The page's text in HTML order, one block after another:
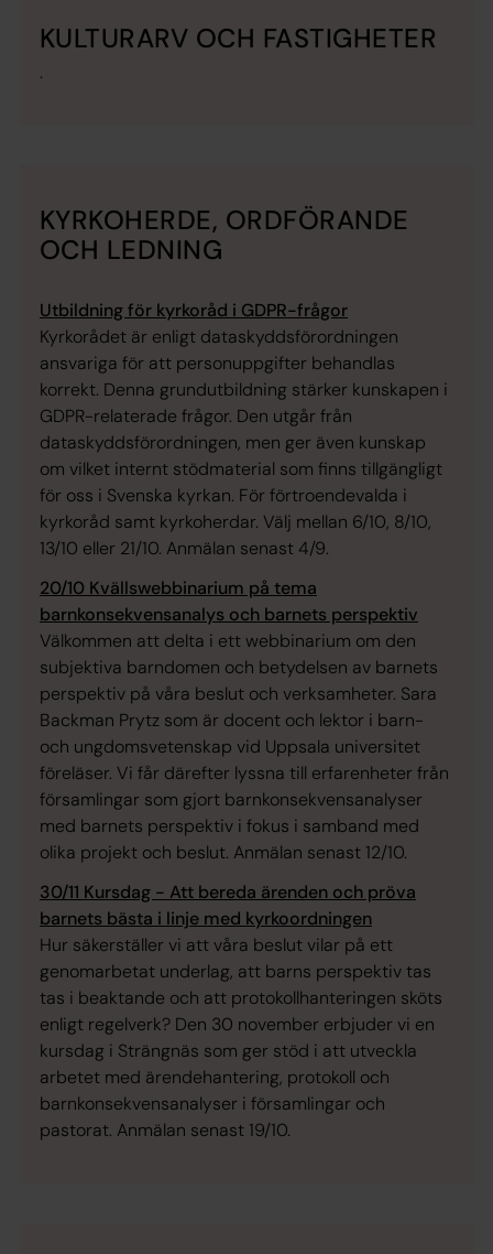
KULTURARV OCH FASTIGHETER
.
KYRKOHERDE, ORDFÖRANDE
OCH LEDNING
Utbildning för kyrkoråd i GDPR-frågor
Kyrkorådet är enligt dataskyddsförordningen
ansvariga för att personuppgifter behandlas
korrekt. Denna grundutbildning stärker kunskapen i
GDPR-relaterade frågor. Den utgår från
dataskyddsförordningen, men ger även kunskap
om vilket internt stödmaterial som finns tillgängligt
för oss i Svenska kyrkan. För förtroendevalda i
kyrkoråd samt kyrkoherdar. Välj mellan 6/10, 8/10,
13/10 eller 21/10. Anmälan senast 4/9.
20/10 Kvällswebbinarium på tema
barnkonsekvensanalys och barnets perspektiv
Välkommen att delta i ett webbinarium om den
subjektiva barndomen och betydelsen av barnets
perspektiv på våra beslut och verksamheter. Sara
Backman Prytz som är docent och lektor i barn-
och ungdomsvetenskap vid Uppsala universitet
föreläser. Vi får därefter lyssna till erfarenheter från
församlingar som gjort barnkonsekvensanalyser
med barnets perspektiv i fokus i samband med
olika projekt och beslut. Anmälan senast 12/10.
30/11 Kursdag - Att bereda ärenden och pröva
barnets bästa i linje med kyrkoordningen
Hur säkerställer vi att våra beslut vilar på ett
genomarbetat underlag, att barns perspektiv tas
tas i beaktande och att protokollhanteringen sköts
enligt regelverk? Den 30 november erbjuder vi en
kursdag i Strängnäs som ger stöd i att utveckla
arbetet med ärendehantering, protokoll och
barnkonsekvensanalyser i församlingar och
pastorat. Anmälan senast 19/10.